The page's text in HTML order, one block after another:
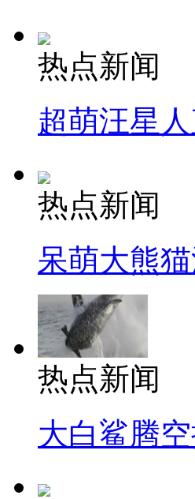
热点新闻
超萌汪星
热点新闻
呆萌大熊
热点新闻
大白鲨腾